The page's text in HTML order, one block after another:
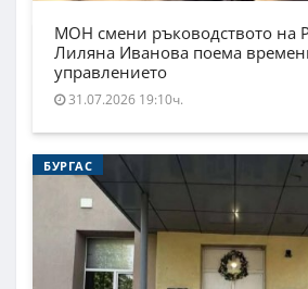
МОН смени ръководството на
Лиляна Иванова поема
управлението
31.07.2026 19:10ч.
БУРГАС